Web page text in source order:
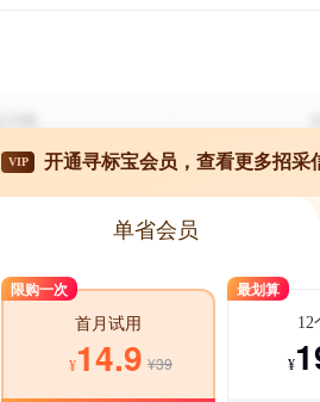
VIP 开通寻标宝会员，查看更多招采
单省会员
限购一次
首月试用
¥14.9 ¥39
最划算
12
¥